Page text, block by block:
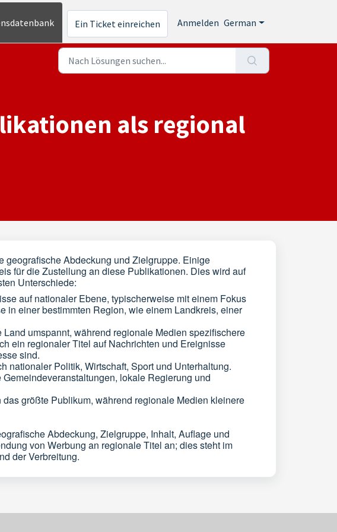
Ein Ticket einreichen Anmelden German
als regional
geografische Abdeckung und Zielgruppe. Einige
für die Zustellung an diese Publikationen. Dies wird auf
Unterschiede:
auf nationaler Ebene, typischerweise mit einem Fokus
in einer bestimmten Region, wie einem Landkreis, einer
umspannt, während regionale Medien spezifischere
ein regionaler Titel auf Nachrichten und Ereignisse
sind.
nationaler Politik, Wirtschaft, Sport und Unterhaltung.
lokale Regierung und
größte Publikum, während regionale Medien kleinere
Abdeckung, Zielgruppe, Inhalt, Auflage und
von Werbung an regionale Titel an; dies steht im
der Verbreitung.